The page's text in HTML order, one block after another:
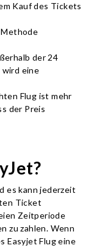
Kauf des Tickets
der 24
wird eine
Flug ist mehr
der Preis
es kann jederzeit
Ticket
Zeitperiode
zu zahlen. Wenn
Easyjet Flug eine